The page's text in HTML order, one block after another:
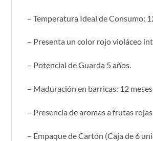
– Temperatura Ideal de Consumo:
– Presenta un color rojo violáceo
– Potencial de Guarda 5 años.
– Maduración en barricas: 12
– Presencia de aromas a frutas
– Empaque de Cartón (Caja de 6